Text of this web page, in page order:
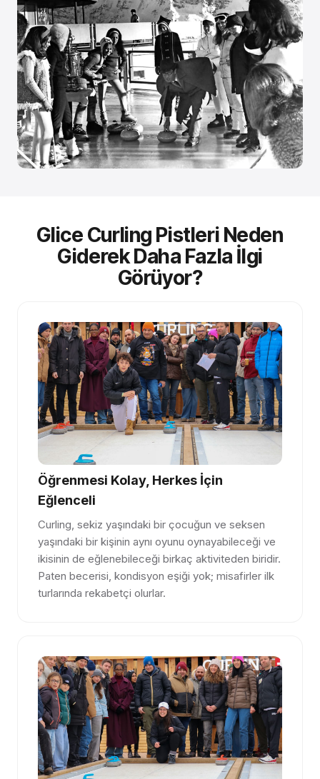
Glice Curling Pistleri Neden
Giderek Daha Fazla İlgi
Görüyor?
Öğrenmesi Kolay, Herkes İçin
Eğlenceli
Curling, sekiz yaşındaki bir çocuğun ve seksen
yaşındaki bir kişinin aynı oyunu oynayabileceği ve
ikisinin de eğlenebileceği birkaç aktiviteden biridir.
Paten becerisi, kondisyon eşiği yok; misafirler ilk
turlarında rekabetçi olurlar.